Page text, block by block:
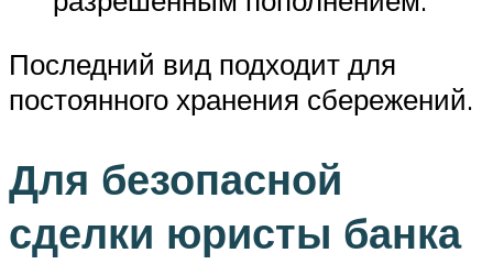
Последний вид подходит для
постоянного хранения сбережений.
Для безопасной
сделки юристы банка